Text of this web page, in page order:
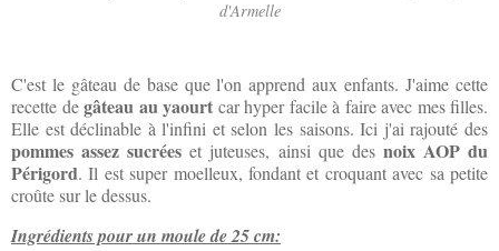
d'Armelle
C'est le gâteau de base que l'on apprend aux enfants. J'aime cette
recette degâteau au yaourt car hyper facile à faire avec mes filles.
Elle est déclinable à l'infini et selon les saisons. Ici j'ai rajouté des
pommes assez sucréeset juteuses, ainsi que des noix AOP du
Périgord. Il est super moelleux, fondant et croquant avec sa petite
croûte sur le dessus.
Ingrédients pour un moule de 25 cm: